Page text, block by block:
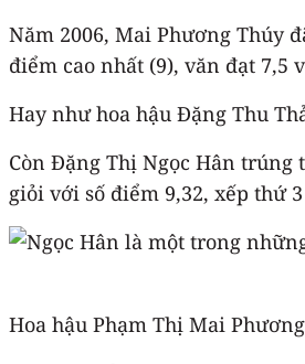
Năm 2006, Mai Phương Thúy
điểm cao nhất (9), văn đạt 7,5
Hay như hoa hậu Đặng Thu
Còn Đặng Thị Ngọc Hân trúng
giỏi với số điểm 9,32, xếp thứ
Hoa hậu Phạm Thị Mai